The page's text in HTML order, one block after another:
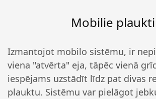
Mobilie plaukti
Izmantojot mobilo sistēmu, ir
viena "atvērta" eja, tāpēc vienā
iespējams uzstādīt līdz pat divas
plauktu. Sistēmu var pielāgot